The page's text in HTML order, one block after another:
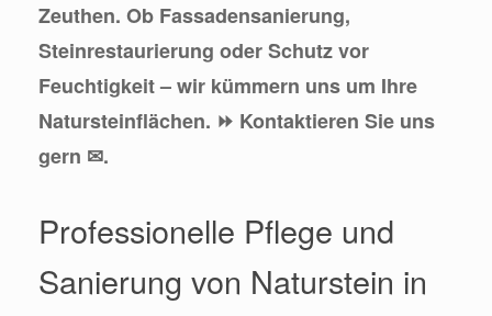
Zeuthen. Ob Fassadensanierung,
Steinrestaurierung oder Schutz vor
Feuchtigkeit – wir kümmern uns um Ihre
Natursteinflächen. ⏩ Kontaktieren Sie uns
gern ✉.
Professionelle Pflege und
Sanierung von Naturstein in